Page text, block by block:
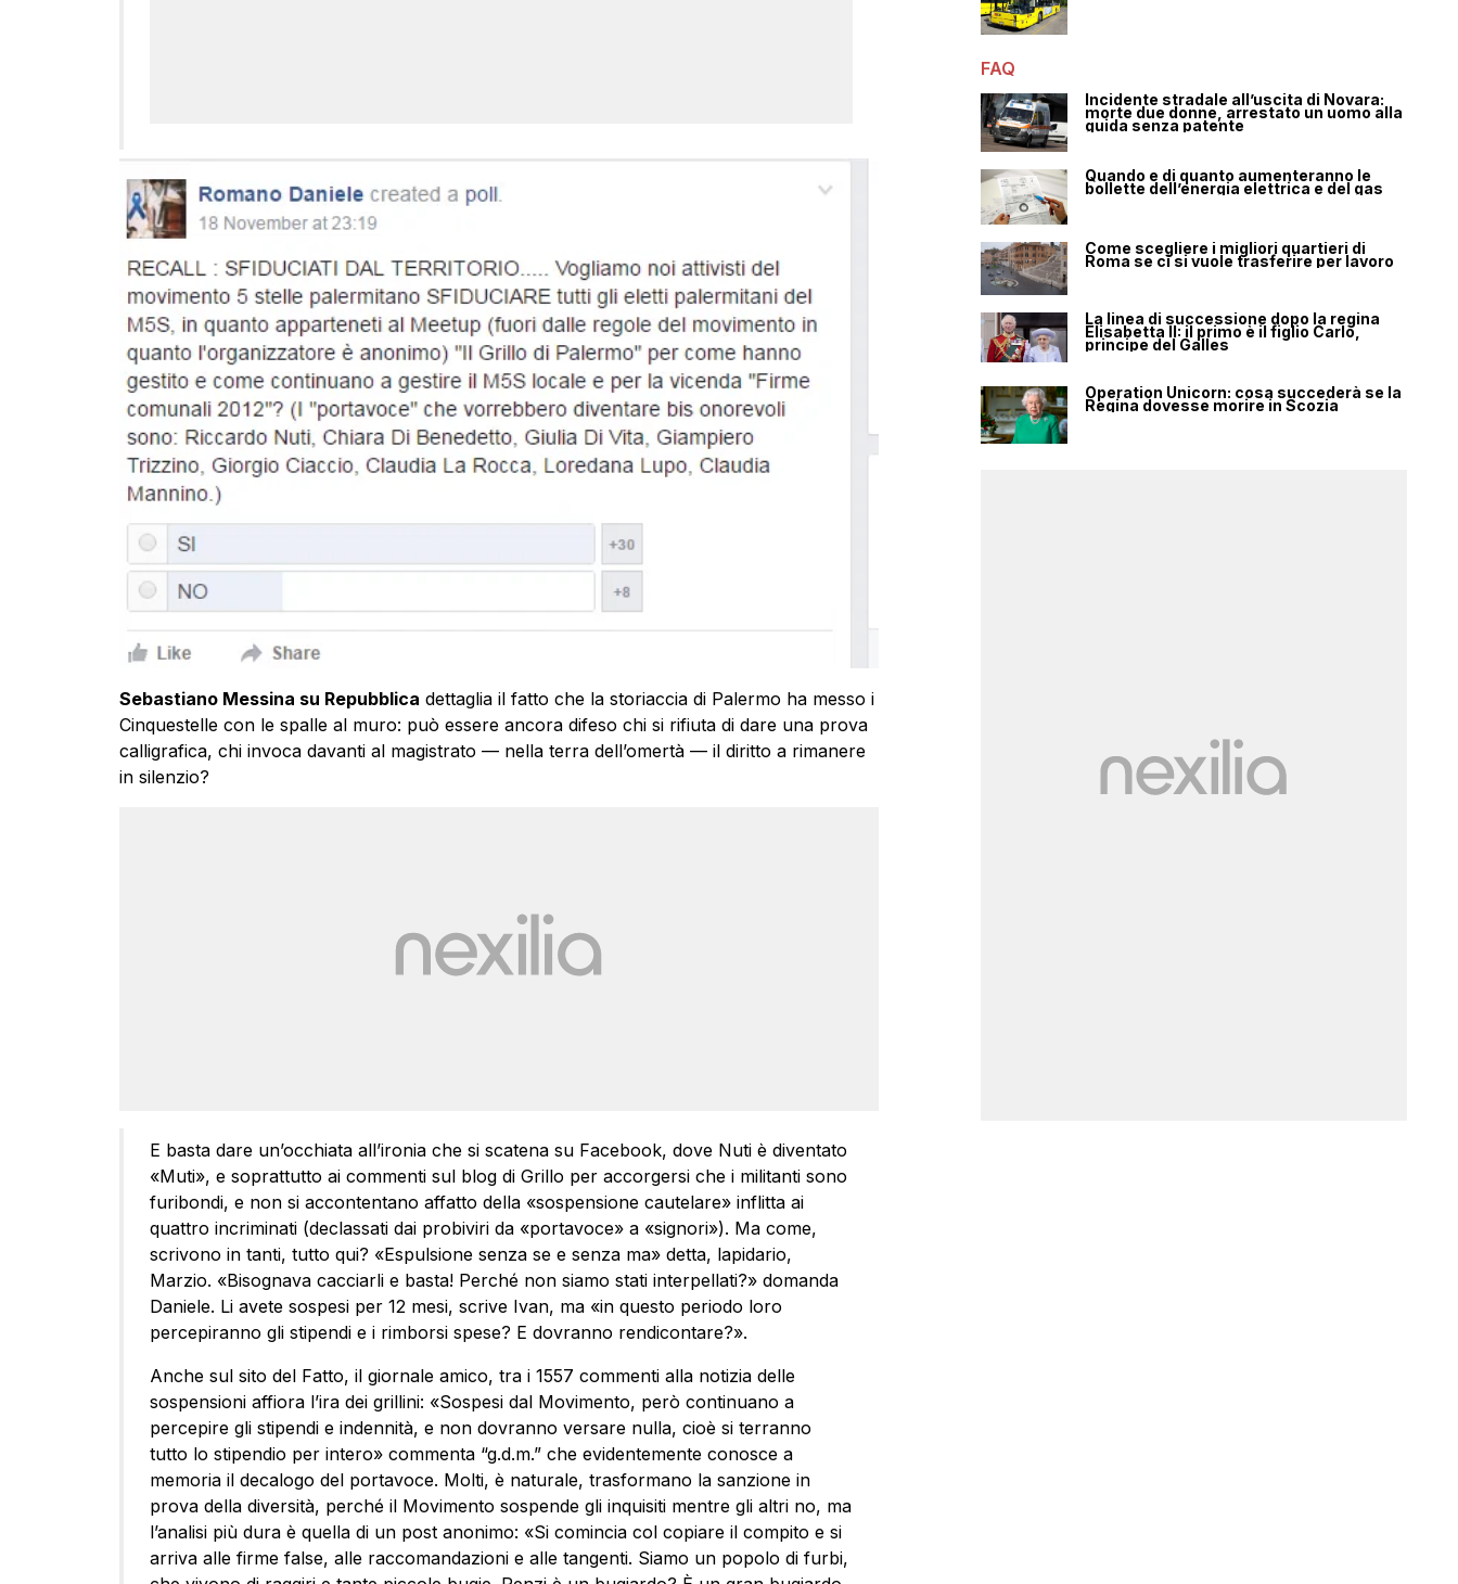
Sebastiano Messina su Repubblica dettaglia il fatto che la storiaccia di Palermo ha messo i
Cinquestelle con le spalle al muro: può essere ancora difeso chi si rifiuta di dare una prova
calligrafica, chi invoca davanti al magistrato — nella terra dell’omertà — il diritto a rimanere
in silenzio?
E basta dare un’occhiata all’ironia che si scatena su Facebook, dove Nuti è diventato
«Muti», e soprattutto ai commenti sul blog di Grillo per accorgersi che i militanti sono
furibondi, e non si accontentano affatto della «sospensione cautelare» inflitta ai
quattro incriminati (declassati dai probiviri da «portavoce» a «signori»). Ma come,
scrivono in tanti, tutto qui? «Espulsione senza se e senza ma» detta, lapidario,
Marzio. «Bisognava cacciarli e basta! Perché non siamo stati interpellati?» domanda
Daniele. Li avete sospesi per 12 mesi, scrive Ivan, ma «in questo periodo loro
percepiranno gli stipendi e i rimborsi spese? E dovranno rendicontare?».
Anche sul sito del Fatto, il giornale amico, tra i 1557 commenti alla notizia delle
sospensioni affiora l’ira dei grillini: «Sospesi dal Movimento, però continuano a
percepire gli stipendi e indennità, e non dovranno versare nulla, cioè si terranno
tutto lo stipendio per intero» commenta “g.d.m.” che evidentemente conosce a
memoria il decalogo del portavoce. Molti, è naturale, trasformano la sanzione in
prova della diversità, perché il Movimento sospende gli inquisiti mentre gli altri no, ma
l’analisi più dura è quella di un post anonimo: «Si comincia col copiare il compito e si
arriva alle firme false, alle raccomandazioni e alle tangenti. Siamo un popolo di furbi,
FAQ
Incidente stradale all’uscita di Novara:
morte due donne, arrestato un uomo alla
guida senza patente
Quando e di quanto aumenteranno le
bollette dell’energia elettrica e del gas
Come scegliere i migliori quartieri di
Roma se ci si vuole trasferire per lavoro
La linea di successione dopo la regina
Elisabetta II: il primo è il figlio Carlo,
principe del Galles
Operation Unicorn: cosa succederà se la
Regina dovesse morire in Scozia